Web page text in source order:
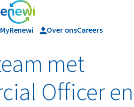
MyRenewi Over onsCareers
met
Officer en